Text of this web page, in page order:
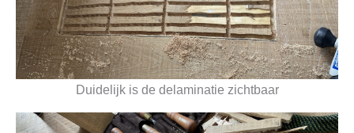
Duidelijk is de delaminatie zichtbaar